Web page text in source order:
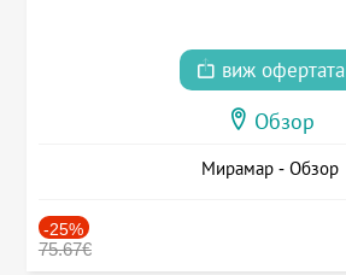
виж офертата
Обзор
Мирамар - Обзор
-25%
75.67€